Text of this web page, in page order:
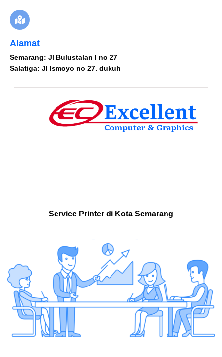
Alamat
Semarang: Jl Bulustalan I no 27
Salatiga: Jl Ismoyo no 27, dukuh
Service Printer di Kota Semarang